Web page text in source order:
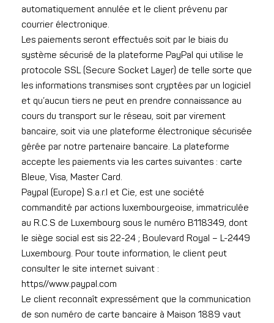
automatiquement annulée et le client prévenu par
courrier électronique.
Les paiements seront effectués soit par le biais du
système sécurisé de la plateforme PayPal qui utilise le
protocole SSL (Secure Socket Layer) de telle sorte que
les informations transmises sont cryptées par un logiciel
et qu’aucun tiers ne peut en prendre connaissance au
cours du transport sur le réseau, soit par virement
bancaire, soit via une plateforme électronique sécurisée
gérée par notre partenaire bancaire. La plateforme
accepte les paiements via les cartes suivantes : carte
Bleue, Visa, Master Card.
Paypal (Europe) S.a.r.l et Cie, est une société
commandité par actions luxembourgeoise, immatriculée
au R.C.S de Luxembourg sous le numéro B118349, dont
le siège social est sis 22-24 ; Boulevard Royal – L-2449
Luxembourg. Pour toute information, le client peut
consulter le site internet suivant :
https//www.paypal.com
Le client reconnaît expressément que la communication
de son numéro de carte bancaire à Maison 1889 vaut